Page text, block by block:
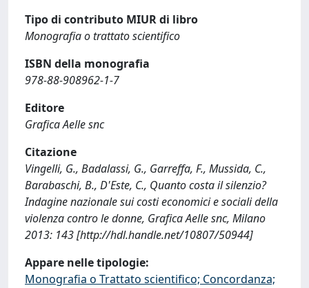
Tipo di contributo MIUR di libro
Monografia o trattato scientifico
ISBN della monografia
978-88-908962-1-7
Editore
Grafica Aelle snc
Citazione
Vingelli, G., Badalassi, G., Garreffa, F., Mussida, C.,
Barabaschi, B., D'Este, C., Quanto costa il silenzio?
Indagine nazionale sui costi economici e sociali della
violenza contro le donne, Grafica Aelle snc, Milano
2013: 143 [http://hdl.handle.net/10807/50944]
Appare nelle tipologie:
Monografia o Trattato scientifico; Concordanza;